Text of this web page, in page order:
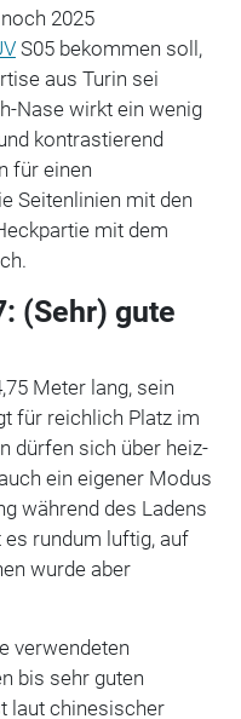
2025
S05 bekommen soll,
aus Turin sei
Nase wirkt ein wenig
kontrastierend
für einen
Seitenlinien mit den
mit dem
(Sehr) gute
Meter lang, sein
für reichlich Platz im
dürfen sich über heiz-
ein eigener Modus
während des Ladens
rundum luftig, auf
wurde aber
verwendeten
bis sehr guten
laut chinesischer